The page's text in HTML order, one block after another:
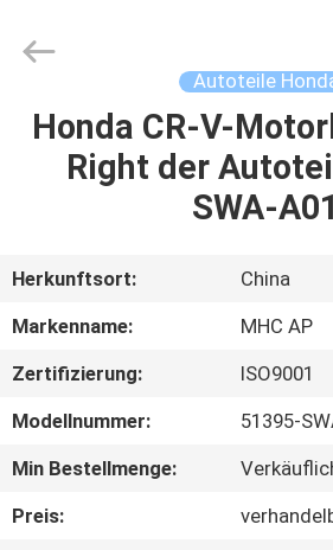
HEIM
ÜBER
UNS
FABRIK-
AUSFLUG
Parts
Limited.
Autoteile
Honda CR-V-
Right der
SWA-A01
Herkunftsort:
China
Markenname:
MHC AP
Zertifizierung:
ISO9001
Modellnummer:
51395-
Min Bestellmenge:
Preis: